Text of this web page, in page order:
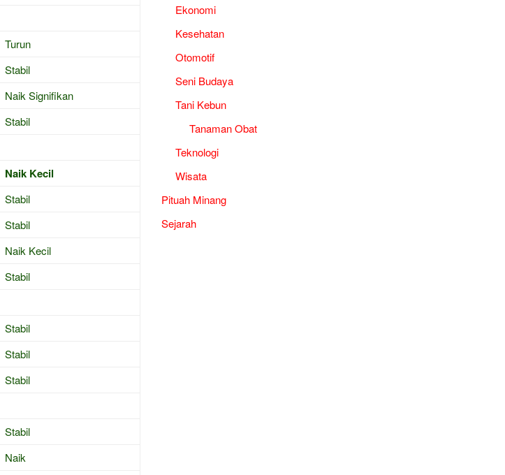
Turun
Stabil
Naik Signifikan
Stabil
Naik Kecil
Stabil
Stabil
Naik Kecil
Stabil
Stabil
Stabil
Stabil
Stabil
Naik
Ekonomi
Kesehatan
Otomotif
Seni Budaya
Tani Kebun
Tanaman Obat
Teknologi
Wisata
Pituah Minang
Sejarah